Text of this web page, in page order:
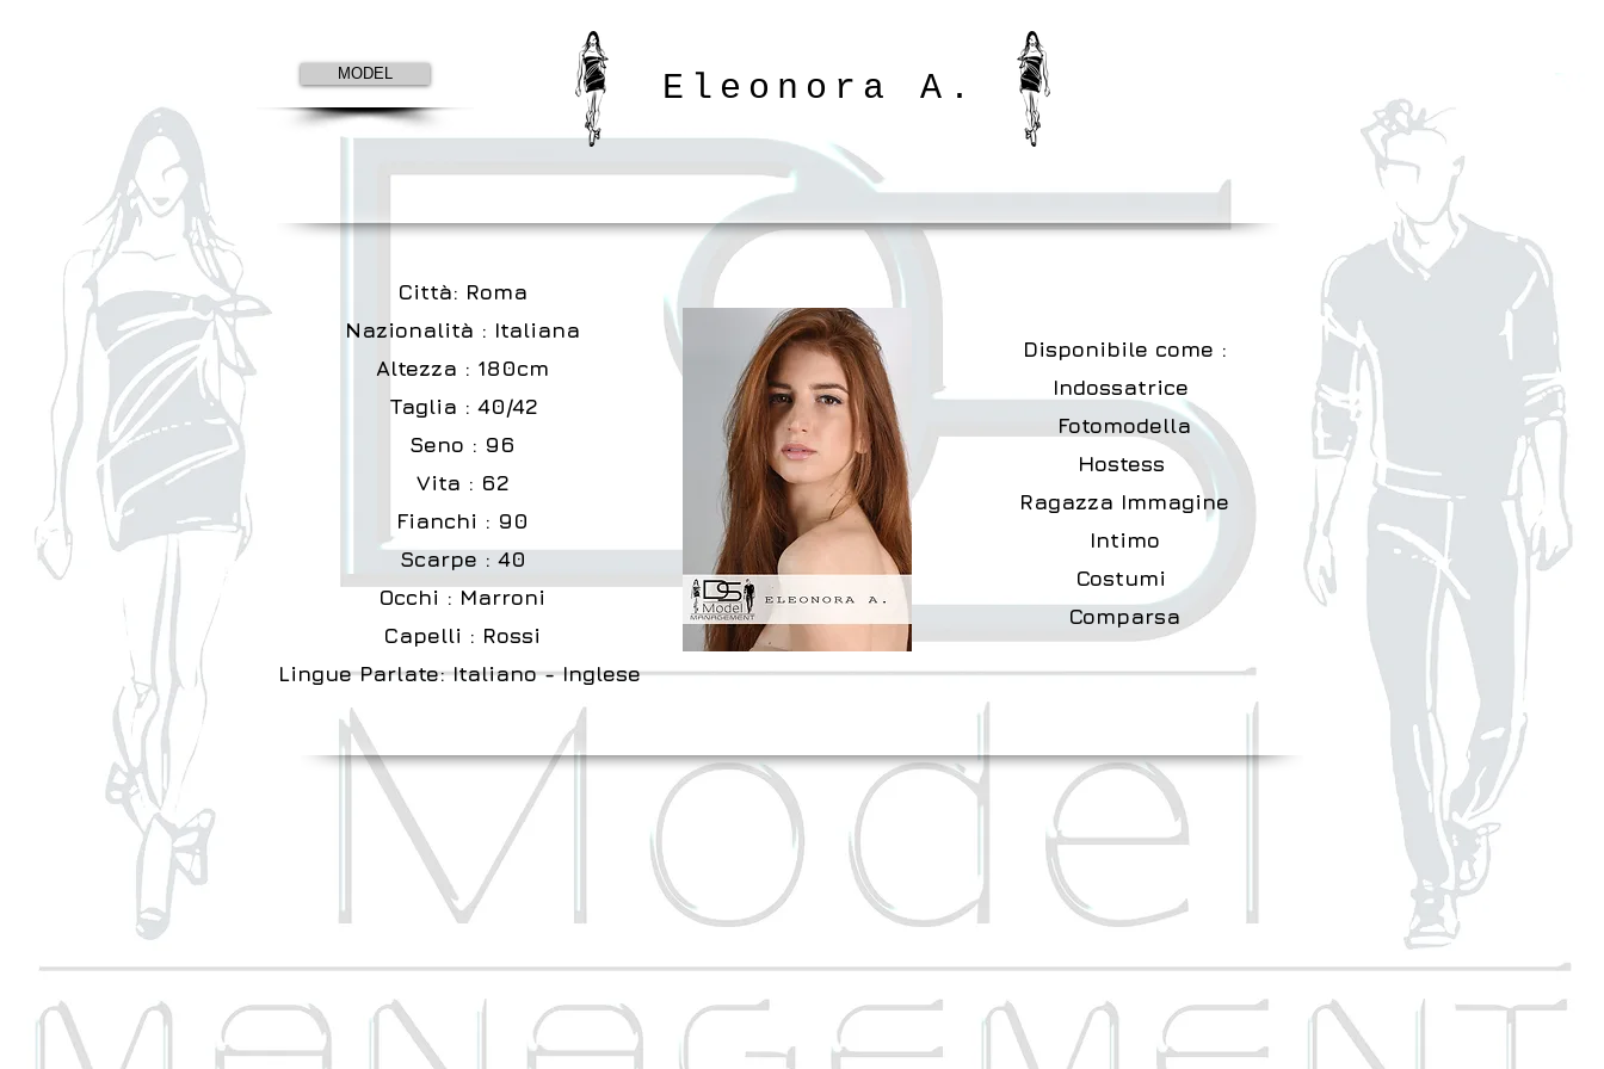
MODEL Eleonora A.
Disponibile come :
Indossatrice
Fotomodella
Hostess
Ragazza Immagine
Intimo
Costumi
Comparsa
Città: Roma
Nazionalità : Italiana
Altezza : 180cm
Taglia : 40/42
Seno : 96
Vita : 62
Fianchi : 90
Scarpe : 40
Occhi : Marroni
Capelli : Rossi
Lingue Parlate: Italiano - Inglese